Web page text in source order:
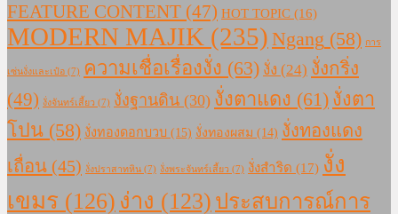
FEATURE CONTENT (47) HOT TOPIC (16)
MODERN MAJIK (235) Ngang (58) การ
เซ่นงั่งและเป๋อ (7) ความเชื่อเรื่องงั่ง (63) งั่ง (24) งั่งกริ่ง
(49) งั่งจันทร์เสี้ยว (7) งั่งฐานดิน (30) งั่งตาแดง (61) งั่งตา
โปน (58) งั่งทองดอกบวบ (15) งั่งทองผสม (14) งั่งทองแดง
เถื่อน (45) งั่งปราสาทหิน (7) งั่งพระจันทร์เสี้ยว (7) งั่งสำริด (17) งั่ง
เขมร (126) ง่าง (123) ประสบการณ์การ